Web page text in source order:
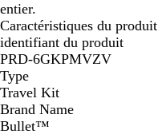
S
i
l
v
e
r
entier.
Caractéristiques du produit
identifiant du produit
PRD-6GKPMVZV
Type
Travel Kit
Brand Name
Bullet™